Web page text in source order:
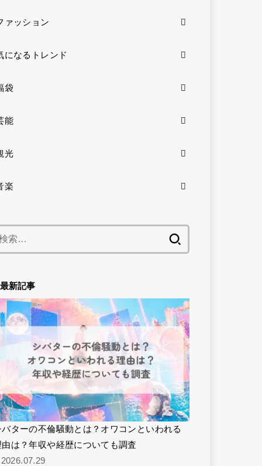
ァッション
になるトレンド
袋
能
光
楽
最新記事
バターの不倫騒動とは？オワコンといわれる
由は？年収や経歴についても調査
2026.07.29